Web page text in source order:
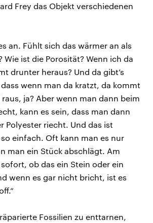
Frey das Objekt verschiedenen
an. Fühlt sich das wärmer an als
Wie ist die Porosität? Wenn ich da
drunter heraus? Und da gibt’s
wenn man da kratzt, da kommt
ja? Aber wenn man dann beim
kann es sein, dass man dann
Polyester riecht. Und das ist
einfach. Oft kann man es nur
man ein Stück abschlägt. Am
ob das ein Stein oder ein
wenn es gar nicht bricht, ist es
Fossilien zu enttarnen,